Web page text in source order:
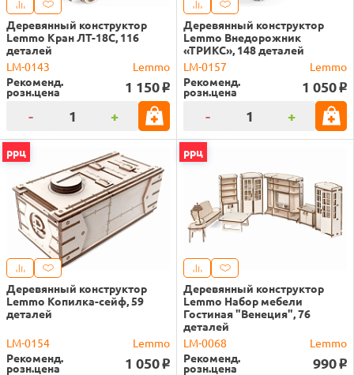
Деревянный конструктор
Lemmo Кран ЛТ-18С, 116
деталей
LM-0143
Lemmo
Рекоменд.
розн.цена 1 150 o
- +
Деревянный конструктор
Lemmo Внедорожник
«ТРИКС», 148 деталей
LM-0157
Lemmo
Рекоменд.
розн.цена 1 050 o
- +
ррц
Деревянный конструктор
Lemmo Копилка-сейф, 59
деталей
LM-0154
Lemmo
Рекоменд.
розн.цена 1 050 o
ррц
Деревянный конструктор
Lemmo Набор мебели
Гостиная "Венеция", 76
деталей
LM-0068
Lemmo
Рекоменд.
розн.цена 990 o